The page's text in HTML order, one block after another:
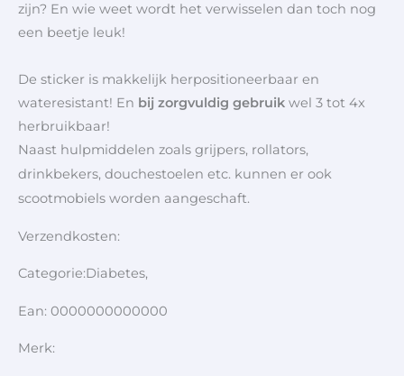
zijn? En wie weet wordt het verwisselen dan toch nog
een beetje leuk!
De sticker is makkelijk herpositioneerbaar en
wateresistant! En bij zorgvuldig gebruik wel 3 tot 4x
herbruikbaar!
Naast hulpmiddelen zoals grijpers, rollators,
drinkbekers, douchestoelen etc. kunnen er ook
scootmobiels worden aangeschaft.
Verzendkosten:
Categorie:Diabetes,
Ean: 0000000000000
Merk: